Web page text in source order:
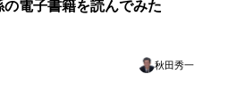
電子書籍を読んでみた
秋田秀一